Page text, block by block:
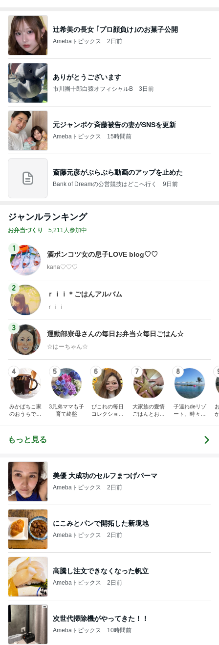
辻希美の長女 ｢プロ顔負け｣のお菓子公開
Amebaトピックス 2日前
ありがとうございます
市川團十郎白猿オフィシャルB 3日前
元ジャンポケ斉藤被告の妻がSNSを更新
Amebaトピックス 15時間前
斎藤元彦がぶらぶら動画のアップを止めた
Bank of Dreamの公営競技はどこへ行く 9日前
ジャンルランキング
お弁当づくり 5,211人参加中
1
酒ポンコツ女の息子LOVE blog♡♡
kana♡♡♡
2
ｒｉｉ＊ごはんアルバム
ｒｉｉ
3
運動部寮母さんの毎日お弁当☆毎日ごはん☆
☆はーちゃん☆
4
みかぱちこ家
のおうちでご
5
3兄弟ママも子
育て終盤
6
ぴこれの毎日
コレクション
7
大家族の愛情
ごはんとお弁
8
子連れdeリゾ
ート、時々キ
もっと見る
美優 大成功のセルフまつげパーマ
Amebaトピックス 2日前
にこみとパンで開拓した新境地
Amebaトピックス 2日前
高騰し注文できなくなった帆立
Amebaトピックス 2日前
次世代掃除機がやってきた！！
Amebaトピックス 10時間前